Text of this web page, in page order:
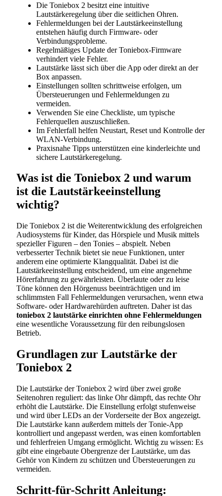
Die Toniebox 2 besitzt eine intuitive
Lautstärkeregelung über die seitlichen Ohren.
Fehlermeldungen bei der Lautstärkeeinstellung
entstehen häufig durch Firmware- oder
Verbindungsprobleme.
Regelmäßiges Update der Toniebox-Firmware
verhindert viele Fehler.
Lautstärke lässt sich über die App oder direkt an der
Box anpassen.
Einstellungen sollten schrittweise erfolgen, um
Übersteuerungen und Fehlermeldungen zu
vermeiden.
Verwenden Sie eine Checkliste, um typische
Fehlerquellen auszuschließen.
Im Fehlerfall helfen Neustart, Reset und Kontrolle der
WLAN-Verbindung.
Praxisnahe Tipps unterstützen eine kinderleichte und
sichere Lautstärkeregelung.
Was ist die Toniebox 2 und warum
ist die Lautstärkeeinstellung
wichtig?
Die Toniebox 2 ist die Weiterentwicklung des erfolgreichen
Audiosystems für Kinder, das Hörspiele und Musik mittels
spezieller Figuren – den Tonies – abspielt. Neben
verbesserter Technik bietet sie neue Funktionen, unter
anderem eine optimierte Klangqualität. Dabei ist die
Lautstärkeeinstellung entscheidend, um eine angenehme
Hörerfahrung zu gewährleisten. Überlaute oder zu leise
Töne können den Hörgenuss beeinträchtigen und im
schlimmsten Fall Fehlermeldungen verursachen, wenn etwa
Software- oder Hardwarehürden auftreten. Daher ist das
toniebox 2 lautstärke einrichten ohne Fehlermeldungen
eine wesentliche Voraussetzung für den reibungslosen
Betrieb.
Grundlagen zur Lautstärke der
Toniebox 2
Die Lautstärke der Toniebox 2 wird über zwei große
Seitenohren reguliert: das linke Ohr dämpft, das rechte Ohr
erhöht die Lautstärke. Die Einstellung erfolgt stufenweise
und wird über LEDs an der Vorderseite der Box angezeigt.
Die Lautstärke kann außerdem mittels der Tonie-App
kontrolliert und angepasst werden, was einen komfortablen
und fehlerfreien Umgang ermöglicht. Wichtig zu wissen: Es
gibt eine eingebaute Obergrenze der Lautstärke, um das
Gehör von Kindern zu schützen und Übersteuerungen zu
vermeiden.
Schritt-für-Schritt Anleitung: